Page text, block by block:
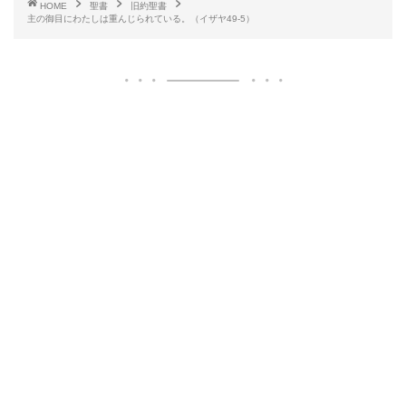
HOME 聖書
旧約聖書
主の御目にわたしは重んじられている。（イザヤ49‐5）